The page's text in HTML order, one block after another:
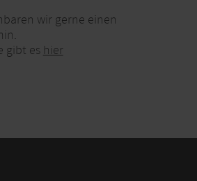
wir gerne einen
gibt es hier